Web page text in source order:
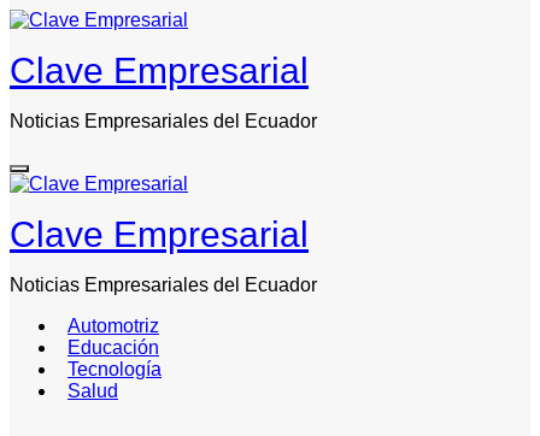
Clave Empresarial
Noticias Empresariales del Ecuador
Clave Empresarial
Noticias Empresariales del Ecuador
Automotriz
Educación
Tecnología
Salud